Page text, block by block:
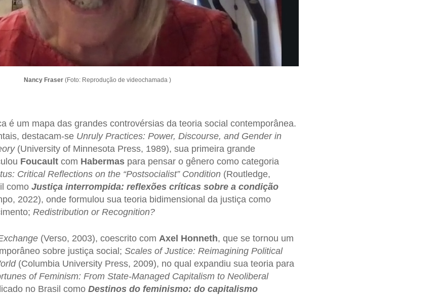
Nancy Fraser (Foto: Reprodução de videochamada )
é um mapa das grandes controvérsias da teoria social contemporânea.
destacam-se Unruly Practices: Power, Discourse, and Gender in
(University of Minnesota Press, 1989), sua primeira grande
Foucaultcom Habermaspara pensar o gênero como categoria
Critical Reflections on the “Postsocialist” Condition(Routledge,
como Justiça interrompida: reflexões críticas sobre a condição
2022), onde formulou sua teoria bidimensional da justiça como
Redistribution or Recognition?
(Verso, 2003), coescrito com Axel Honneth, que se tornou um
sobre justiça social; Scales of Justice: Reimagining Political
(Columbia University Press, 2009), no qual expandiu sua teoria para
of Feminism: From State-Managed Capitalism to Neoliberal
no Brasil como Destinos do feminismo: do capitalismo